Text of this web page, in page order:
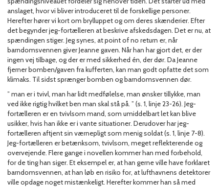
anslaget, hvor vi bliver introduceret til de forskellige personer.
Herefter hører vi kort om brylluppet og om deres skænderier. Efter
det begynder jeg-fortælleren at beskrive afskedsdagen. Det er nu, at
spændingen stiger. Jeg synes, at point of no return er, når
barndomsvennen giver Jeanne gaven. Når han har gjort det, er der
ingen vej tilbage, og der er med sikkerhed én, der dør. Da Jeanne
fjerner bomben/gaven fra kufferten, kan man godt opfatte det som
klimaks. Til sidst sprænger bomben og barndomsvennen dør.
” man er i tvivl, man har lidt medfølelse, man ønsker tillykke, man
ved ikke rigtig hvilket ben man skal stå på. ” (s. 1, linje 23-26). Jeg-
fortælleren er en tvivlsom mand, som umiddelbart let kan blive
usikker, hvis han ikke er i vante situationer. Derudover har jeg-
fortælleren aftjent sin værnepligt som menig soldat (s. 1, linje 7-8).
Jeg-fortælleren er betænksom, tvivlsom, meget reflekterende og
overvejende. Flere gange i novellen kommer han med forbehold,
for de ting han siger. Et eksempel er, at han gerne ville have forklaret
barndomsvennen, at han løb en risiko for, at lufthavnens detektorer
ville opdage noget mistænkeligt. Herefter kommer han så med